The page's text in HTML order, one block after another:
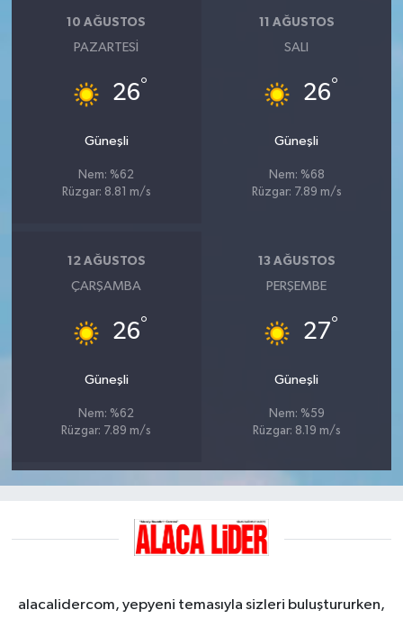
10 AĞUSTOS
PAZARTESI
26°
Güneşli
Nem: %62
Rüzgar: 8.81 m/s
11 AĞUSTOS
SALI
26°
Güneşli
Nem: %68
Rüzgar: 7.89 m/s
12 AĞUSTOS
ÇARŞAMBA
26°
Güneşli
Nem: %62
Rüzgar: 7.89 m/s
13 AĞUSTOS
PERŞEMBE
27°
Güneşli
Nem: %59
Rüzgar: 8.19 m/s
alacalidercom, yepyeni temasıyla sizleri buluştururken,